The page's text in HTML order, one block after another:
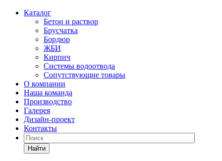
Каталог
Бетон и раствор
Брусчатка
Бордюр
ЖБИ
Кирпич
Системы водоотвода
Сопутствующие товары
О компании
Наша команда
Производство
Галерея
Дизайн-проект
Контакты
Найти